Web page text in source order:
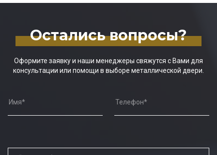
Остались вопросы?
Оформите заявку и наши менеджеры свяжутся с Вами для
консультации или помощи в выборе металлической двери.